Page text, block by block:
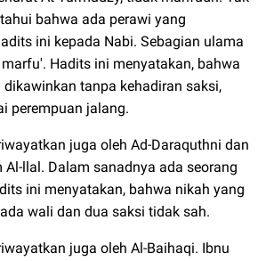
bahwa ada perawi yang
ini kepada Nabi. Sebagian ulama
Hadits ini menyatakan, bahwa
dikawinkan tanpa kehadiran saksi,
perempuan jalang.
juga oleh Ad-Daraquthni dan
Al-llal. Dalam sanadnya ada seorang
ini menyatakan, bahwa nikah yang
wali dan dua saksi tidak sah.
juga oleh Al-Baihaqi. Ibnu